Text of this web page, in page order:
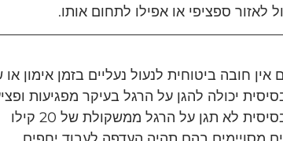
לאזור ספציפי או אפילו לתחום אותו.
חובה ביטוחית לנעול נעליים בזמן אימון או
יכולה להגן על הרגל בעיקר מפגיעות
לא תגן על הרגל ממשקולת של 20 קילו